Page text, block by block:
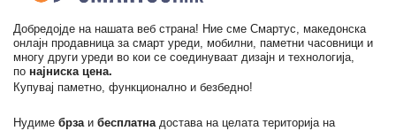
Добредојде на нашата веб страна! Ние сме Смартус, македонска
онлајн продавница за смарт уреди, мобилни, паметни часовници и
многу други уреди во кои се соединуваат дизајн и технологија,
по најниска цена.
Купувај паметно, функционално и безбедно!
Нудиме брза и бесплатна достава на целата територија на